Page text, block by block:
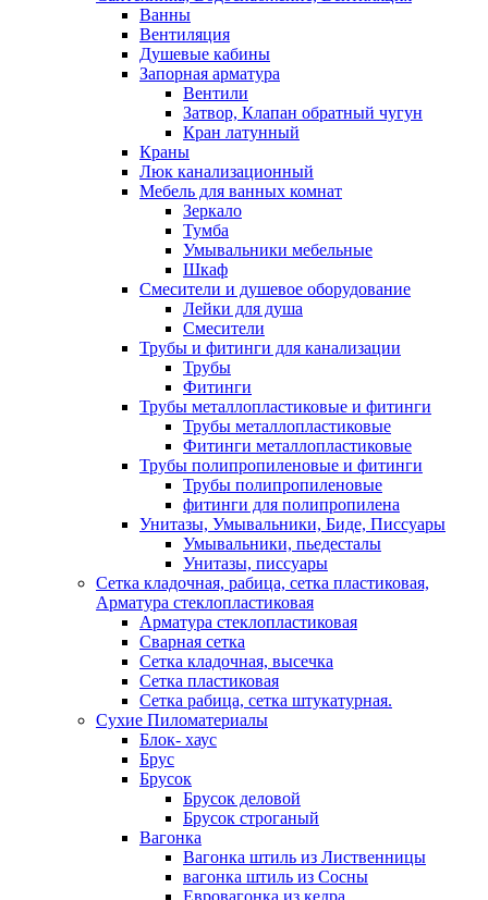
Ванны
Вентиляция
Душевые кабины
Запорная арматура
Вентили
Затвор, Клапан обратный чугун
Кран латунный
Краны
Люк канализационный
Мебель для ванных комнат
Зеркало
Тумба
Умывальники мебельные
Шкаф
Смесители и душевое оборудование
Лейки для душа
Смесители
Трубы и фитинги для канализации
Трубы
Фитинги
Трубы металлопластиковые и фитинги
Трубы металлопластиковые
Фитинги металлопластиковые
Трубы полипропиленовые и фитинги
Трубы полипропиленовые
фитинги для полипропилена
Унитазы, Умывальники, Биде, Писсуары
Умывальники, пьедесталы
Унитазы, писсуары
Сетка кладочная, рабица, сетка пластиковая,
Арматура стеклопластиковая
Арматура стеклопластиковая
Сварная сетка
Сетка кладочная, высечка
Сетка пластиковая
Сетка рабица, сетка штукатурная.
Сухие Пиломатериалы
Блок- хаус
Брус
Брусок
Брусок деловой
Брусок строганый
Вагонка
Вагонка штиль из Лиственницы
вагонка штиль из Сосны